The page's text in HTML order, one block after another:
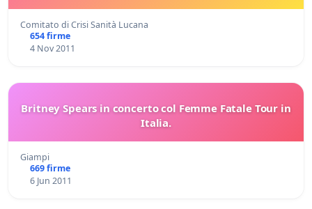
Comitato di Crisi Sanità Lucana
654 firme
4 Nov 2011
Britney Spears in concerto col Femme Fatale Tour in
Italia.
Giampi
669 firme
6 Jun 2011